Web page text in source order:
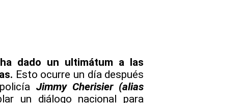
dado un ultimátum a las
Esto ocurre un día después
Jimmy Cherisier (alias
un diálogo nacional para